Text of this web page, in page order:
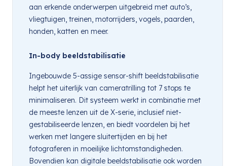
aan erkende onderwerpen uitgebreid met auto’s,
vliegtuigen, treinen, motorrijders, vogels, paarden,
honden, katten en meer.
In-body beeldstabilisatie
Ingebouwde 5-assige sensor-shift beeldstabilisatie
helpt het uiterlijk van cameratrilling tot 7 stops te
minimaliseren. Dit systeem werkt in combinatie met
de meeste lenzen uit de X-serie, inclusief niet-
gestabiliseerde lenzen, en biedt voordelen bij het
werken met langere sluitertijden en bij het
fotograferen in moeilijke lichtomstandigheden.
Bovendien kan digitale beeldstabilisatie ook worden